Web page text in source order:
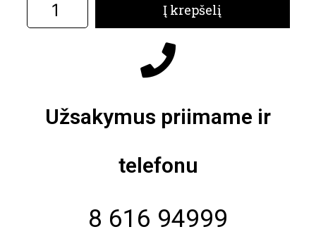
Į krepšelį
Užsakymus priimame ir
telefonu
8 616 94999